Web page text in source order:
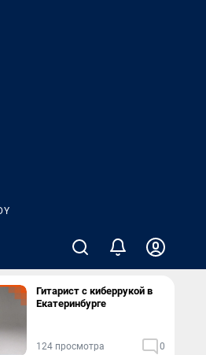
Гитарист с киберрукой в
Екатеринбурге
124 просмотра 0